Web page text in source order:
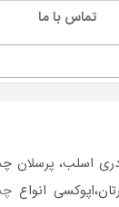
تماس با ما
اسلب، پرسلان
انواع